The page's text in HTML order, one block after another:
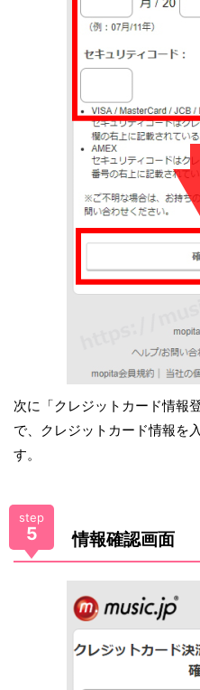
次に「クレジットカード情報
で、クレジットカード情報を
す。
step
5 情報確認画面